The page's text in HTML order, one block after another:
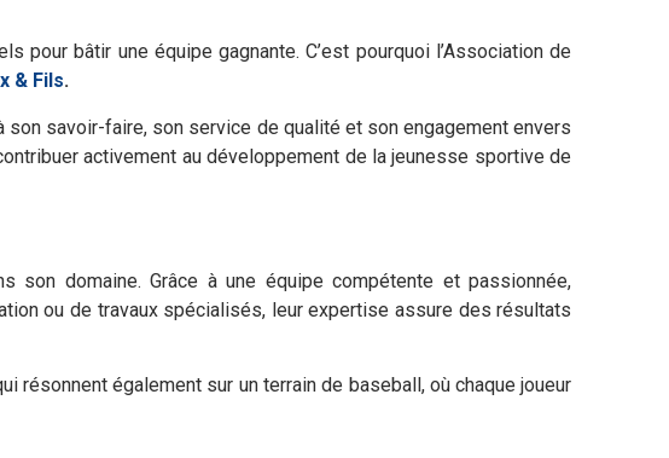
bâtir une équipe gagnante. C’est pourquoi l’Association de
& Fils.
son savoir-faire, son service de qualité et son engagement envers
activement au développement de la jeunesse sportive de
son domaine. Grâce à une équipe compétente et passionnée,
ou de travaux spécialisés, leur expertise assure des résultats
également sur un terrain de baseball, où chaque joueur